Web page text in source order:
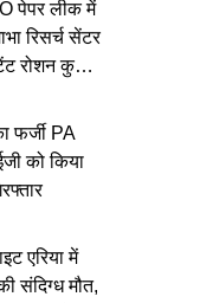
पेपर लीक में
रिसर्च सेंटर
रोशन कुमार
होगी
फर्जी PA
को किया
एरिया में
संदिग्ध मौत,